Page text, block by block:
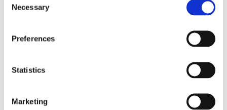
Selection
Necessary
Preferences
Statistics
Marketing